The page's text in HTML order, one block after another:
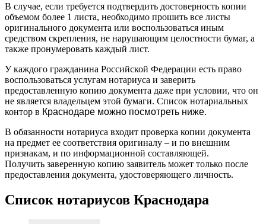
В случае, если требуется подтвердить достоверность копии
объемом более 1 листа, необходимо прошить все листы
оригинального документа или воспользоваться иным
средством скрепления, не нарушающим целостности бумаг, а
также пронумеровать каждый лист.
У каждого гражданина Российской Федерации есть право
воспользоваться услугам нотариуса и заверить
предоставленную копию документа даже при условии, что он
не является владельцем этой бумаги. Список нотариальных
контор в Краснодаре можно посмотреть ниже.
В обязанности нотариуса входит проверка копии документа
на предмет ее соответствия оригиналу – и по внешним
признакам, и по информационной составляющей.
Получить заверенную копию заявитель может только после
предоставления документа, удостоверяющего личность.
Список нотариусов Краснодара